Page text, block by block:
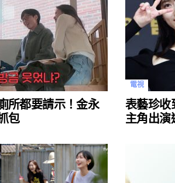
所都要請示！金永
包
電視
表藝珍收
主角出演